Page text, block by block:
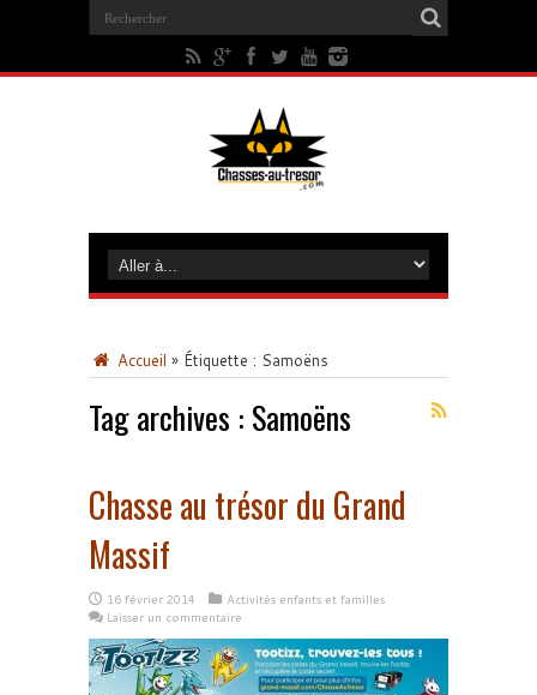
Accueil » Étiquette : Samoëns
Tag archives : Samoëns
Chasse au trésor du Grand
Massif
16 février 2014
Activités enfants et familles
Laisser un commentaire